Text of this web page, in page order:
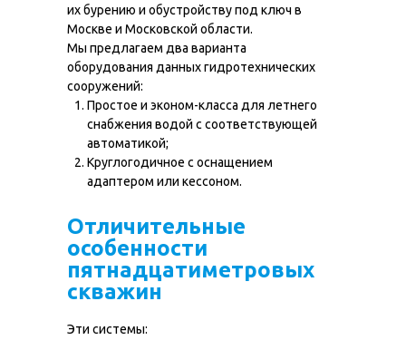
Отличительные
особенности
пятнадцатиметровых
скважин
их бурению и обустройству под ключ в
Москве и Московской области.
Мы предлагаем два варианта
оборудования данных гидротехнических
сооружений:
Простое и эконом-класса для летнего
снабжения водой с соответствующей
автоматикой;
Круглогодичное с оснащением
адаптером или кессоном.
Эти системы: